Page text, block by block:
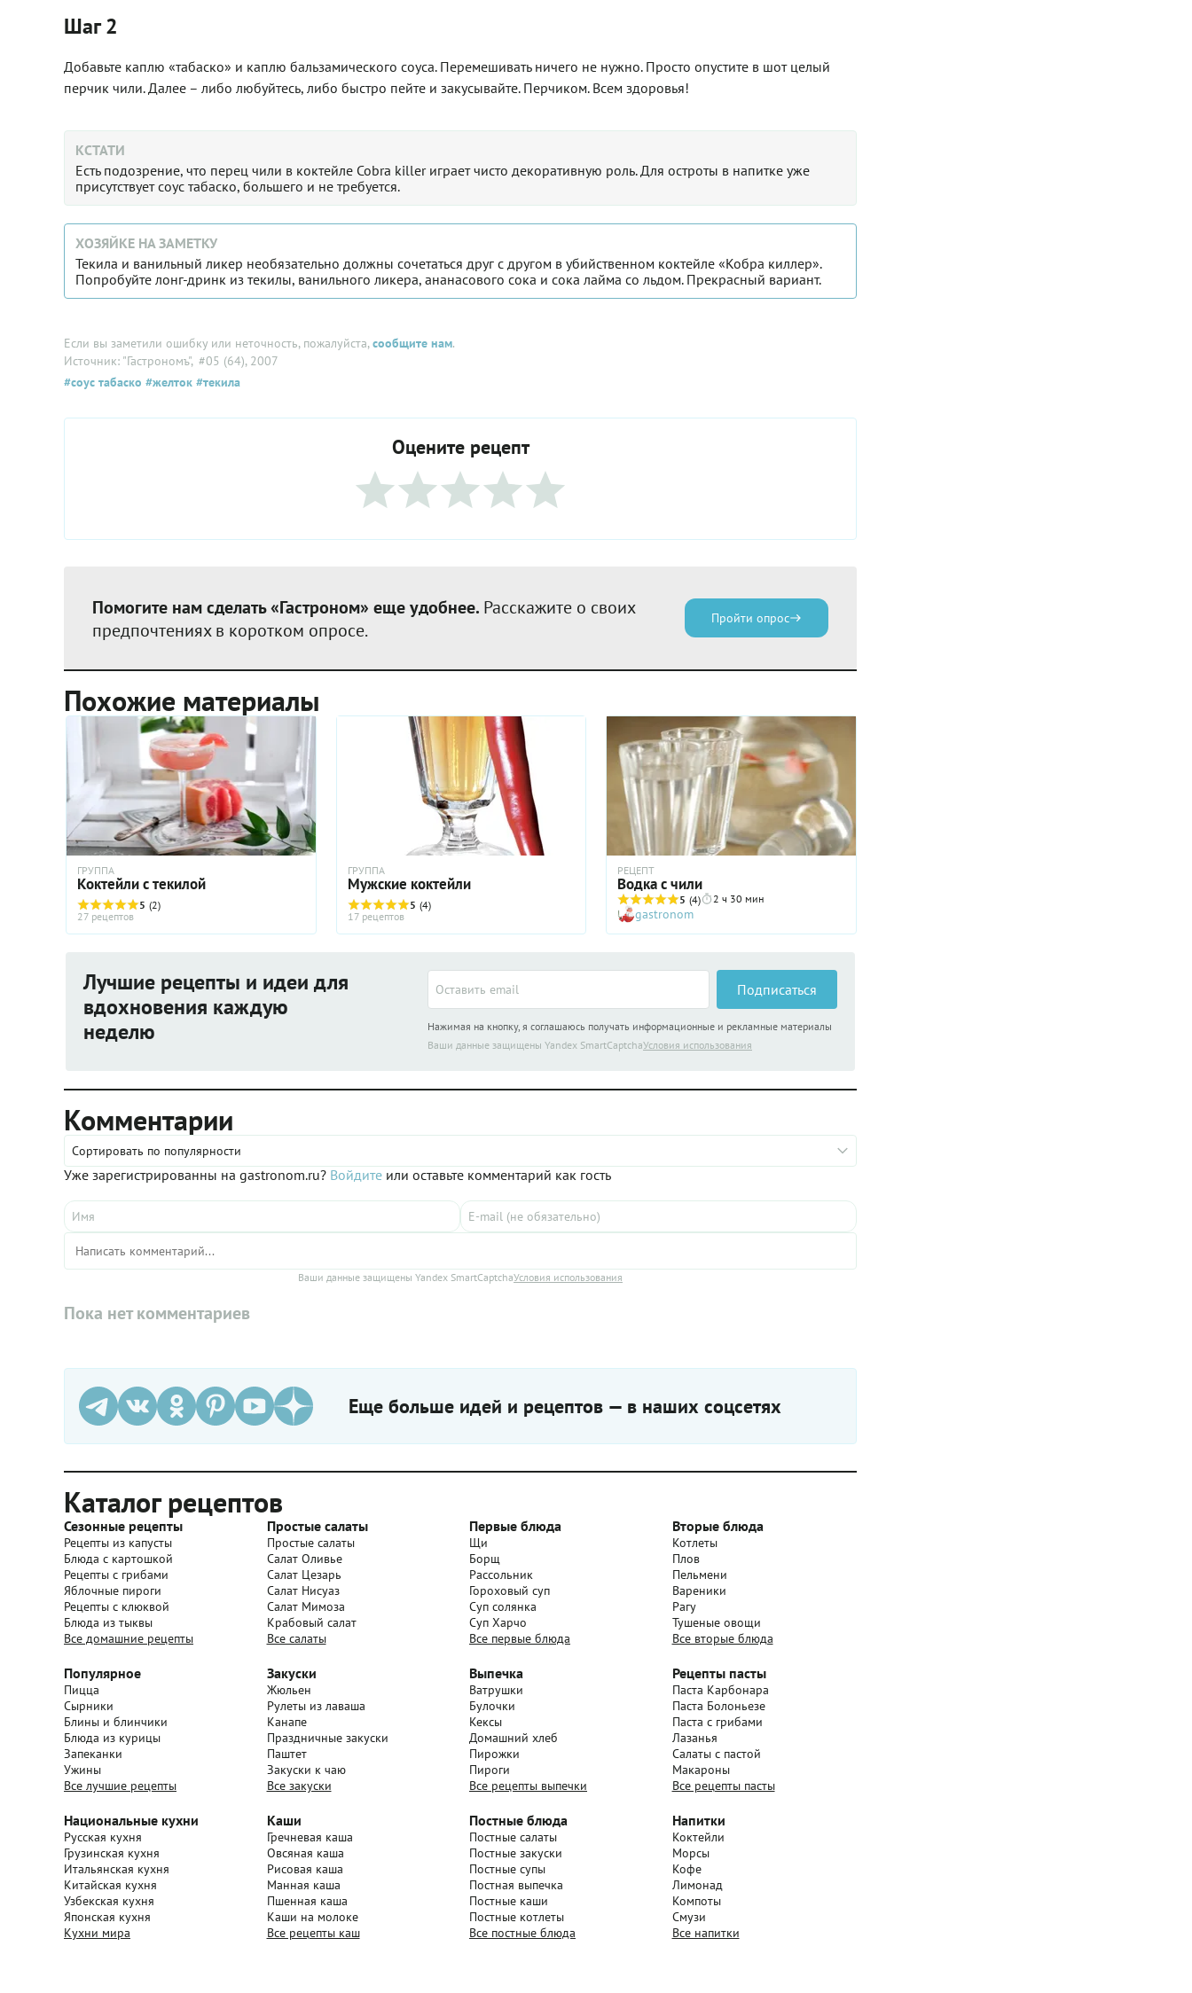
Шаг 2
Добавьте каплю «табаско» и каплю бальзамического соуса. Перемешивать ничего не нужно. Просто опустите в шот целый
перчик чили. Далее – либо любуйтесь, либо быстро пейте и закусывайте. Перчиком. Всем здоровья!
КСТАТИ
Есть подозрение, что перец чили в коктейле Cobra killer играет чисто декоративную роль. Для остроты в напитке уже
присутствует соус табаско, большего и не требуется.
ХОЗЯЙКЕ НА ЗАМЕТКУ
Текила и ванильный ликер необязательно должны сочетаться друг с другом в убийственном коктейле «Кобра киллер».
Попробуйте лонг-дринк из текилы, ванильного ликера, ананасового сока и сока лайма со льдом. Прекрасный вариант.
Если вы заметили ошибку или неточность, пожалуйста,сообщите нам.
Источник: "Гастрономъ", #05 (64), 2007
#соус табаско #желток #текила
Оцените рецепт
Помогите нам сделать «Гастроном» еще удобнее. Расскажите о своих
предпочтениях в коротком опросе.
Пройти опрос
Похожие материалы
ГРУППА
Коктейли с текилой
5 (2)
27 рецептов
ГРУППА
Мужские коктейли
5 (4)
17 рецептов
РЕЦЕПТ
Водка с чили
5 (4) 2 ч 30 мин
gastronom
Лучшие рецепты и идеи для
вдохновения каждую
неделю
Подписаться
Нажимая на кнопку, я соглашаюсь получать информационные и рекламные материалы
Ваши данные защищены Yandex SmartCaptchaУсловия использования
Комментарии
Сортировать по популярности
Уже зарегистрированны на gastronom.ru? Войдите или оставьте комментарий как гость
Ваши данные защищены Yandex SmartCaptchaУсловия использования
Пока нет комментариев
Еще больше идей и рецептов — в наших соцсетях
Каталог рецептов
Сезонные рецепты
Рецепты из капусты
Блюда с картошкой
Рецепты с грибами
Яблочные пироги
Рецепты с клюквой
Блюда из тыквы
Все домашние рецепты
Простые салаты
Простые салаты
Салат Оливье
Салат Цезарь
Салат Нисуаз
Салат Мимоза
Крабовый салат
Все салаты
Первые блюда
Щи
Борщ
Рассольник
Гороховый суп
Суп солянка
Суп Харчо
Все первые блюда
Вторые блюда
Котлеты
Плов
Пельмени
Вареники
Рагу
Тушеные овощи
Все вторые блюда
Популярное
Пицца
Сырники
Блины и блинчики
Блюда из курицы
Запеканки
Ужины
Все лучшие рецепты
Закуски
Жюльен
Рулеты из лаваша
Канапе
Праздничные закуски
Паштет
Закуски к чаю
Все закуски
Выпечка
Ватрушки
Булочки
Кексы
Домашний хлеб
Пирожки
Пироги
Все рецепты выпечки
Рецепты пасты
Паста Карбонара
Паста Болоньезе
Паста с грибами
Лазанья
Салаты с пастой
Макароны
Все рецепты пасты
Национальные кухни
Русская кухня
Грузинская кухня
Итальянская кухня
Китайская кухня
Узбекская кухня
Японская кухня
Кухни мира
Каши
Гречневая каша
Овсяная каша
Рисовая каша
Манная каша
Пшенная каша
Каши на молоке
Все рецепты каш
Постные блюда
Постные салаты
Постные закуски
Постные супы
Постная выпечка
Постные каши
Постные котлеты
Все постные блюда
Напитки
Коктейли
Морсы
Кофе
Лимонад
Компоты
Смузи
Все напитки